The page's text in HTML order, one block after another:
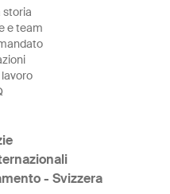
storia
e team
- Svizzera